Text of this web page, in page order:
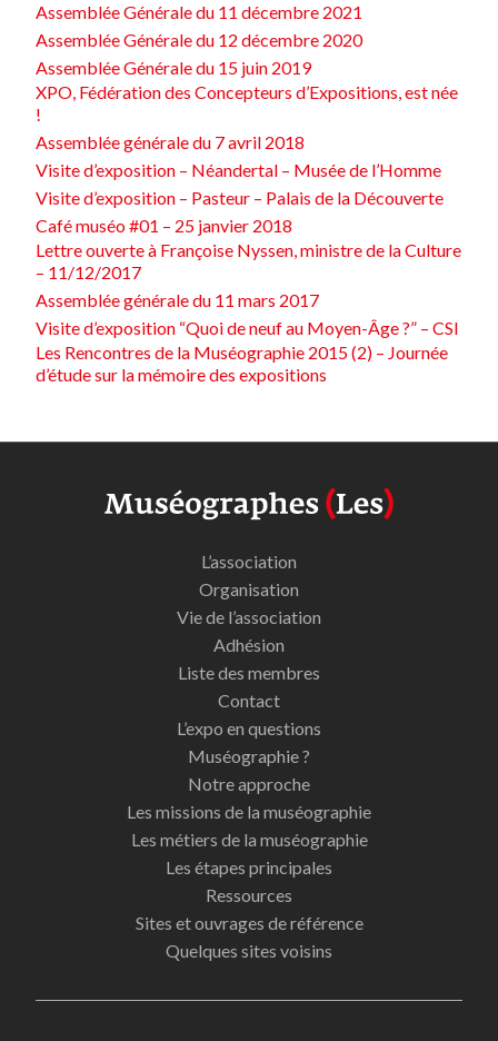
Assemblée Générale du 11 décembre 2021
Assemblée Générale du 12 décembre 2020
Assemblée Générale du 15 juin 2019
XPO, Fédération des Concepteurs d’Expositions, est née
!
Assemblée générale du 7 avril 2018
Visite d’exposition – Néandertal – Musée de l’Homme
Visite d’exposition – Pasteur – Palais de la Découverte
Café muséo #01 – 25 janvier 2018
Lettre ouverte à Françoise Nyssen, ministre de la Culture
– 11/12/2017
Assemblée générale du 11 mars 2017
Visite d’exposition “Quoi de neuf au Moyen-Âge ?” – CSI
Les Rencontres de la Muséographie 2015 (2) – Journée
d’étude sur la mémoire des expositions
L’association
Organisation
Vie de l’association
Adhésion
Liste des membres
Contact
L’expo en questions
Muséographie ?
Notre approche
Les missions de la muséographie
Les métiers de la muséographie
Les étapes principales
Ressources
Sites et ouvrages de référence
Quelques sites voisins